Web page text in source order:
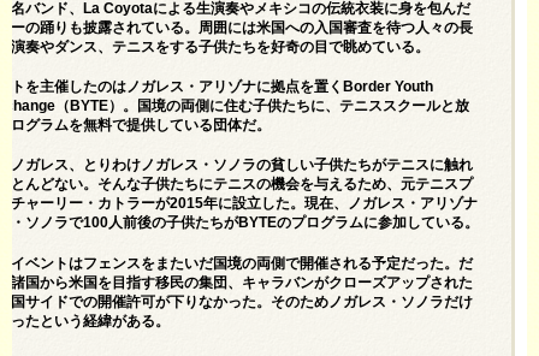
名バンド、La Coyotaによる生演奏やメキシコの伝統衣装に身を包んだ
ーの踊りも披露されている。周囲には米国への入国審査を待つ人々の長
演奏やダンス、テニスをする子供たちを好奇の目で眺めている。
トを主催したのはノガレス・アリゾナに拠点を置くBorder Youth
（BYTE）。国境の両側に住む子供たちに、テニススクールと放
ログラムを無料で提供している団体だ。
ノガレス、とりわけノガレス・ソノラの貧しい子供たちがテニスに触れ
とんどない。そんな子供たちにテニスの機会を与えるため、元テニスプ
チャーリー・カトラーが2015年に設立した。現在、ノガレス・アリゾナ
・ソノラで100人前後の子供たちがBYTEのプログラムに参加している。
イベントはフェンスをまたいだ国境の両側で開催される予定だった。だ
諸国から米国を目指す移民の集団、キャラバンがクローズアップされた
国サイドでの開催許可が下りなかった。そのためノガレス・ソノラだけ
ったという経緯がある。